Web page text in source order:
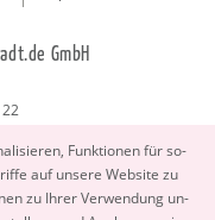
Funk­tio­nen für so­
auf un­se­re Web­site zu
zu Ihrer Ver­wen­dung un­
GmbH